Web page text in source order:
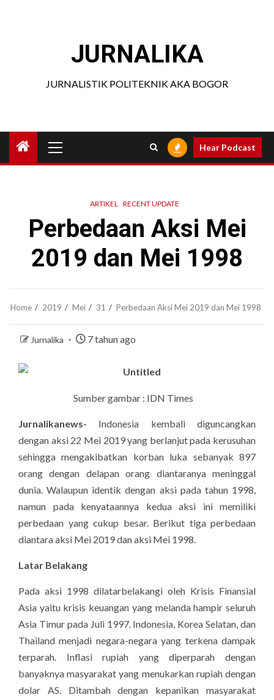
JURNALIKA
JURNALISTIK POLITEKNIK AKA BOGOR
Menu
Hear Podcast
ARTIKEL RECENT UPDATE
Perbedaan Aksi Mei
2019 dan Mei 1998
Home 2019 Mei 31 Perbedaan Aksi Mei 2019 dan Mei 1998
Jurnalika 7 tahun ago
Sumber gambar : IDN Times
Jurnalikanews- Indonesia kembali diguncangkan
dengan aksi 22 Mei 2019 yang berlanjut pada kerusuhan
sehingga mengakibatkan korban luka sebanyak 897
orang dengan delapan orang diantaranya meninggal
dunia. Walaupun identik dengan aksi pada tahun 1998,
namun pada kenyataannya kedua aksi ini memiliki
perbedaan yang cukup besar. Berikut tiga perbedaan
diantara aksi Mei 2019 dan aksi Mei 1998.
Latar Belakang
Pada aksi 1998 dilatarbelakangi oleh Krisis Finansial
Asia yaitu krisis keuangan yang melanda hampir seluruh
Asia Timur pada Juli 1997. Indonesia, Korea Selatan, dan
Thailand menjadi negara-negara yang terkena dampak
terparah. Inflasi rupiah yang diperparah dengan
banyaknya masyarakat yang menukarkan rupiah dengan
dolar AS. Ditambah dengan kepanikan masyarakat